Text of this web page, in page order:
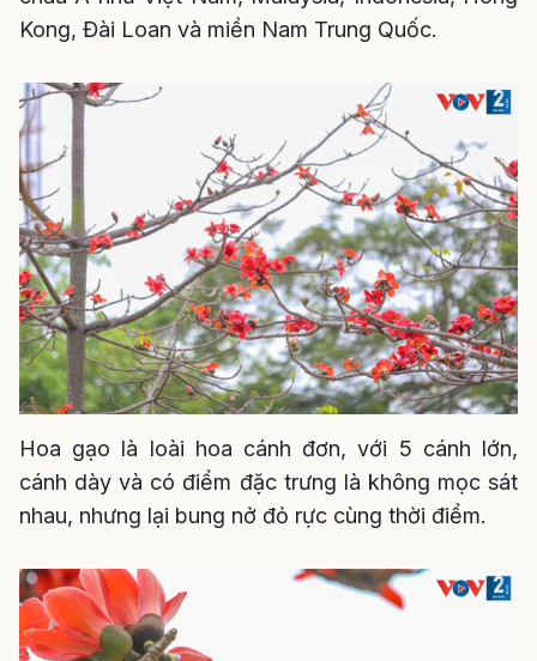
Kong, Đài Loan và miền Nam Trung Quốc.
Hoa gạo là loài hoa cánh đơn, với 5 cánh lớn,
cánh dày và có điểm đặc trưng là không mọc sát
nhau, nhưng lại bung nở đỏ rực cùng thời điểm.